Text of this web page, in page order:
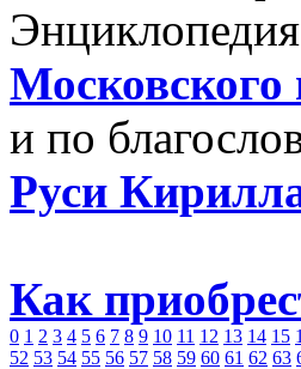
Московского
и по
Руси
Как
0 1 2 3 4 5 6 7 8 9 10 11 12 13 14 15
52 53 54 55 56 57 58 59 60 61 62 63